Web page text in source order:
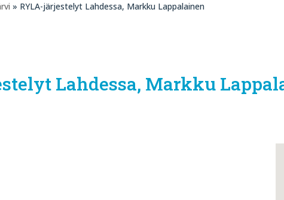
» RYLA-järjestelyt Lahdessa, Markku Lappalainen
Lahdessa, Markku